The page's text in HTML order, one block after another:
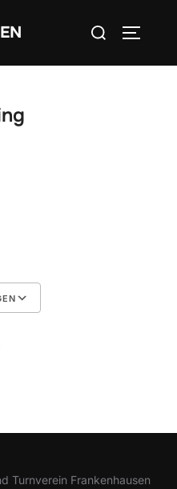
Suchen
Turnverein Frankenhausen